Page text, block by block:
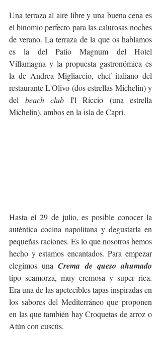
Una terraza al aire libre y una buena cena es
el binomio perfecto para las calurosas noches
de verano. La terraza de la que os hablamos
es la del Patio Magnum del Hotel
Villamagna y la propuesta gastronómica es
la de Andrea Migliaccio, chef italiano del
restaurante L'Olivo (dos estrellas Michelin) y
del beach club I'l Riccio (una estrella
Michelin), ambos en la isla de Capri.
Hasta el 29 de julio, es posible conocer la
auténtica cocina napolitana y degustarla en
pequeñas raciones. Es lo que nosotros hemos
hecho y estamos encantados. Para empezar
elegimos una Crema de queso ahumado
tipo scamorza, muy cremosa y super rica.
Era una de las apetecibles tapas inspiradas en
los sabores del Mediterráneo que proponen
en las que también hay Croquetas de arroz o
Atún con cuscús.